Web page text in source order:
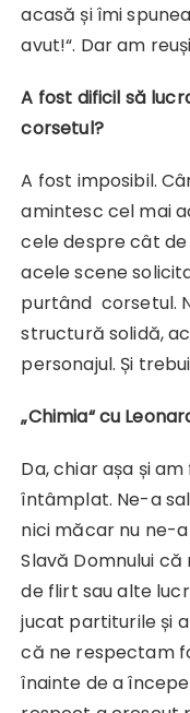
acasă și îmi
avut!“. Dar am
A fost dificil să
corsetul?
A fost imposibil.
amintesc cel mai
cele despre cât
acele scene
purtând corsetul.
structură solidă,
personajul. Și
„Chimia“ cu
Da, chiar așa și
întâmplat. Ne-a
nici măcar nu ne-
Slavă Domnului
de flirt sau alte
jucat partiturile și
că ne respectam
înainte de a